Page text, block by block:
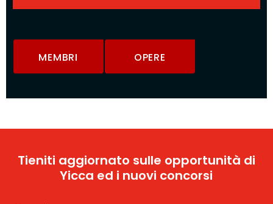
MEMBRI OPERE
Tieniti aggiornato sulle opportunità di
Yicca ed i nuovi concorsi